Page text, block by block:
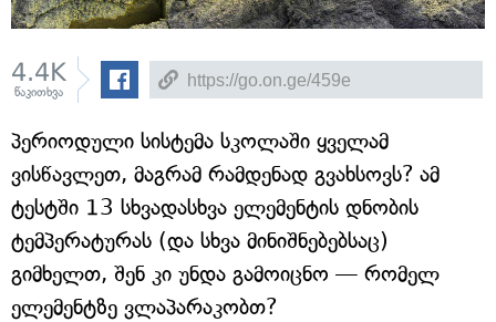
4.4K
წაკითხვა
პერიოდული სისტემა სკოლაში ყველამ
ვისწავლეთ, მაგრამ რამდენად გვახსოვს? ამ
ტესტში 13 სხვადასხვა ელემენტის დნობის
ტემპერატურას (და სხვა მინიშნებებსაც)
გიმხელთ, შენ კი უნდა გამოიცნო — რომელ
ელემენტზე ვლაპარაკობთ?